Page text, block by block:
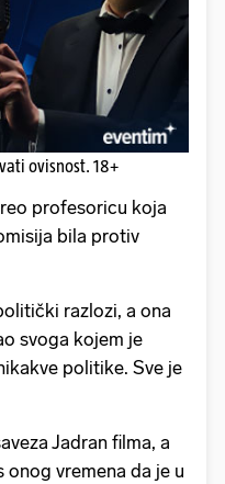
ovisnost. 18+
profesoricu koja
bila protiv
razlozi, a ona
svoga kojem je
politike. Sve je
Jadran filma, a
vremena da je u